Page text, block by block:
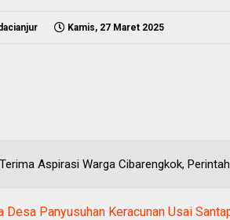
Kamis, 27 Maret 2025
Aspirasi Warga Cibarengkok,
Desa Panyusuhan Keracunan Usai